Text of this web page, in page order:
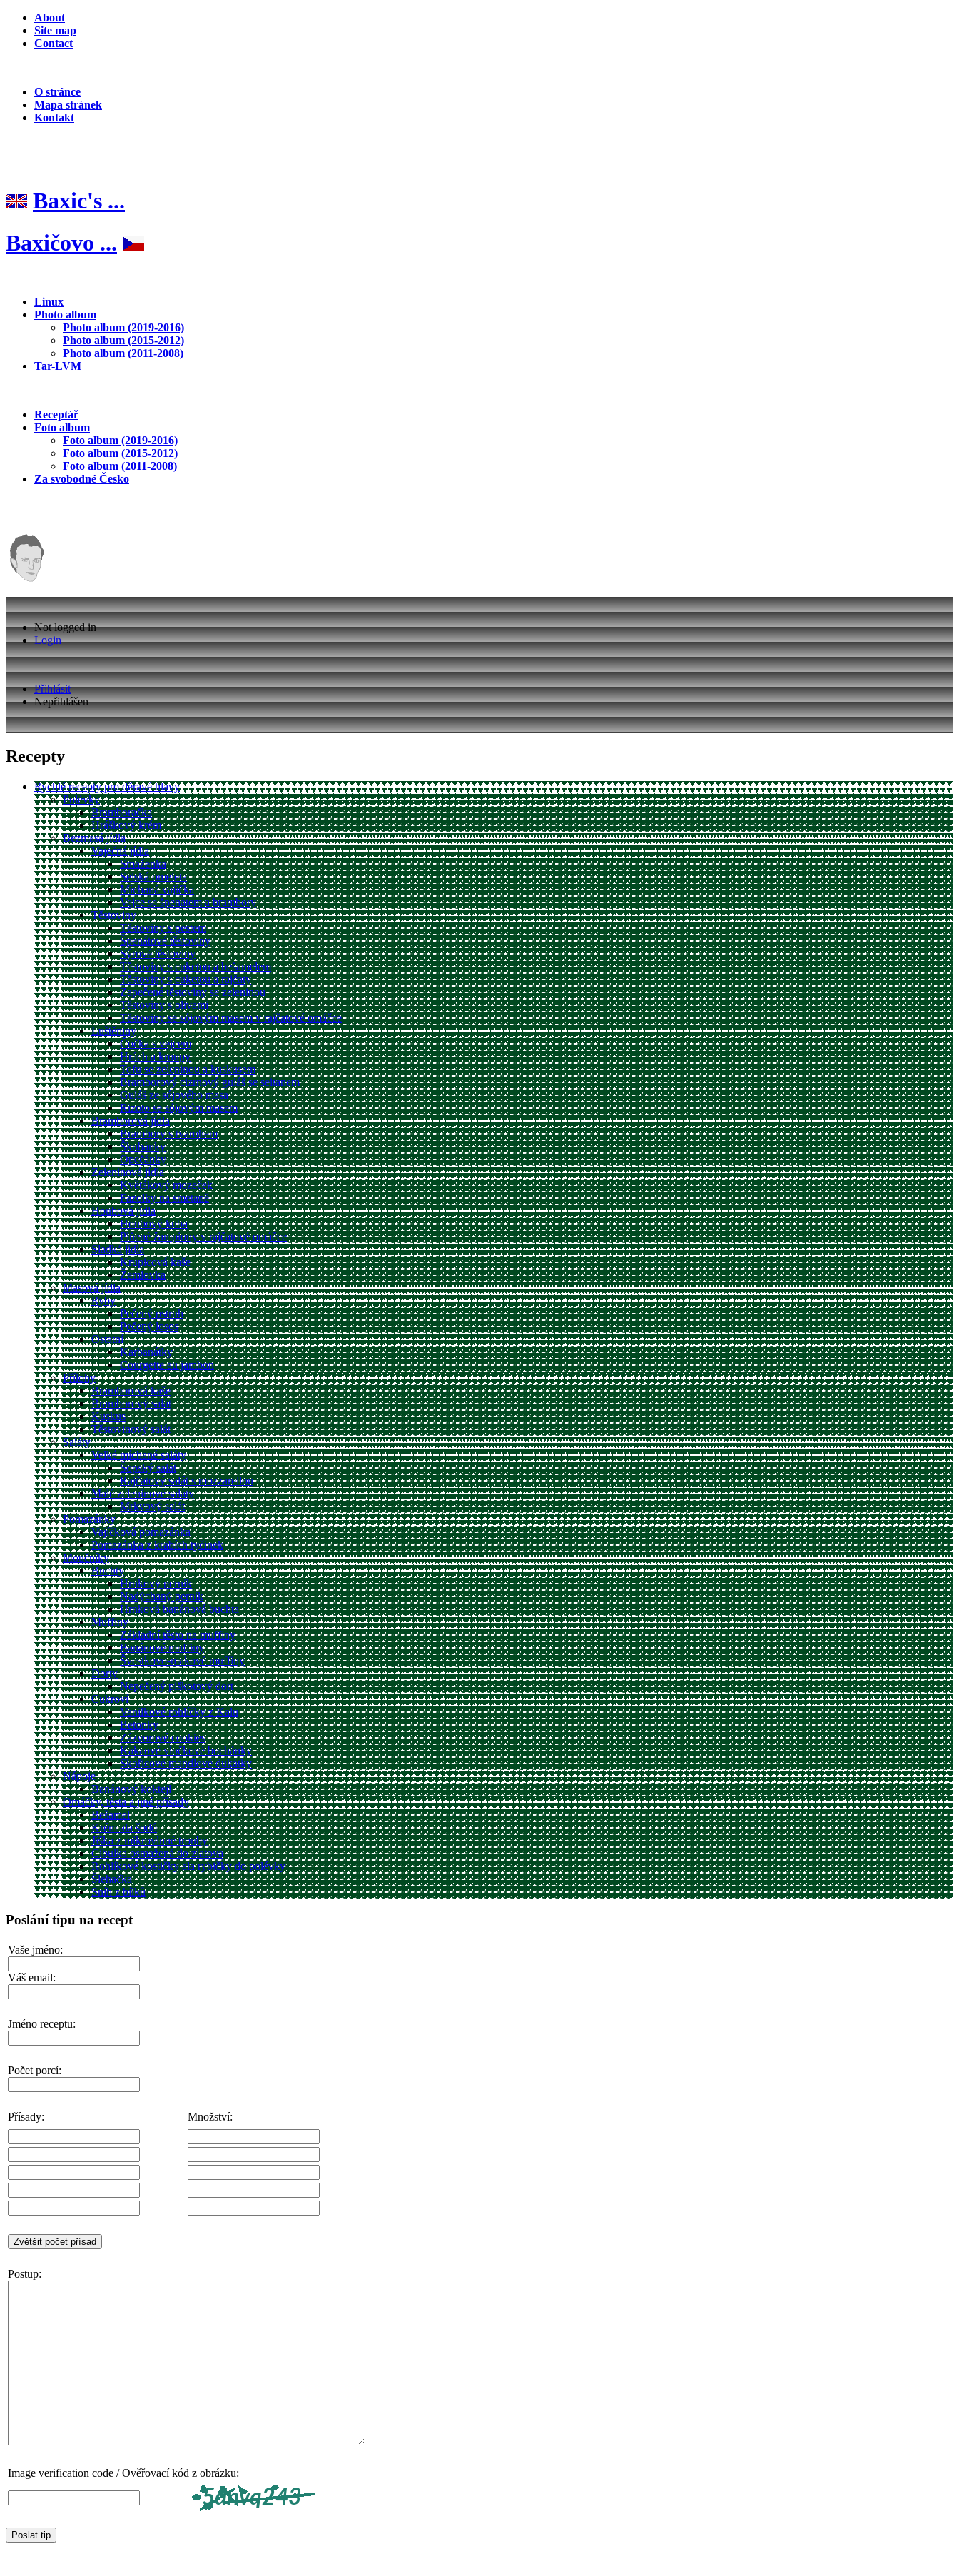
About
Site map
Contact
O stránce
Mapa stránek
Kontakt
Baxic's ...
Baxičovo ...
Linux
Photo album
Photo album (2019-2016)
Photo album (2015-2012)
Photo album (2011-2008)
Tar-LVM
Receptář
Foto album
Foto album (2019-2016)
Foto album (2015-2012)
Foto album (2011-2008)
Za svobodné Česko
Not logged in
Login
Přihlásit
Nepřihlášen
Recepty
Rychlé recepty pro děravé hlavy
Polévky
Bramboračka
Hráškový krém
Bezmasá jídla
Vaječná jídla
Smaženka
Selská omeleta
Míchaná vajíčka
Vejce se špenátem a brambory
Těstoviny
Těstoviny s pestem
Špenátové těstoviny
Sýrové těstoviny
Těstoviny s cuketou a bešamelem
Těstoviny s cuketou a rajčaty
Zapečené těstoviny se zeleninou
Těstoviny s olivami
Těstoviny se sójovým masem v rajčatové omáčce
Luštěniny
Čočka s vejcem
Hrách a kroupy
Tofu se zeleninou a kuskusem
Bramborový cizrnový guláš se seitanem
Guláš ze sójového masa
Rizoto se sójovým masem
Bramborová jídla
Brambory s tvarohem
Škubánky
Opečánky
Zeleninová jídla
Květákový mozeček
Fazolky na smetaně
Houbová jídla
Houbový kuba
Plňené žampiony v rajčatové omáčce
Sladká jídla
Krupicová kaše
Žemlovka
Masová jídla
Ryby
Pečený pstruh
Pečený losos
Ostatní
Karbanátky
Courgette au jambon
Přílohy
Bramborová kaše
Bramborový salát
Kuskus
Těstovinový salát
Saláty
Velké míchané saláty
Šopský salát
Rajčatový salát s mozzarellou
Malé zeleninové saláty
Mrkvový salát
Pomazánky
Vajíčková pomazánka
Pomazánka z krabích tyčinek
Moučníky
Buchty
Hrnkový perník
Nadýchaný perník
Hrnková banánová buchta
Muffiny
Základní těsto na muffiny
Banánové muffiny
Švestkovo-makové muffiny
Dorty
Nepečený piškotový dort
Cukroví
Vanilkové rohlíčky z Kalu
Betonky
Zázvorové cookies
Kakaové vločkové bochánky
Skořicové mandlové dukátky
Nápoje
Banánový koktejl
Omáčky, těsta a jiné přísady
Bešamel
Krém ala šodó
Jíška z mikrovlnné trouby
Cibulka osmažená do zlatova
Rohlíkové kostičky ala rybičky do polévky
Šlehačka
Sníh z bílků
Poslání tipu na recept
Vaše jméno:
Váš email:
Jméno receptu:
Počet porcí:
Přísady: Množství:
Postup:
Image verification code / Ověřovací kód z obrázku: